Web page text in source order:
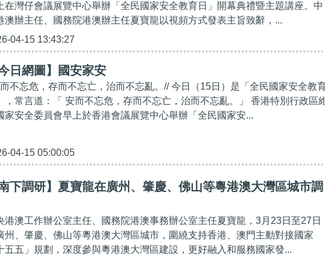
在灣仔會議展覽中心舉辦「全民國家安全教育日」開幕典禮暨主題講座。中
澳辦主任、國務院港澳辦主任夏寶龍以視頻方式發表主旨致辭，...
04-15 13:43:27
今日網圖】國安家安
不忘危，存而不忘亡，治而不忘亂。// 今日（15日）是「全民國家安全教
，常言道：「 安而不忘危，存而不忘亡，治而不忘亂。」 香港特別行政區
家安全委員會早上於香港會議展覽中心舉辦「全民國家安...
04-15 05:00:05
南下調研】夏寶龍在廣州、肇慶、佛山等粵港澳大灣區城市調
港澳工作辦公室主任、國務院港澳事務辦公室主任夏寶龍，3月23日至27日
州、肇慶、佛山等粵港澳大灣區城市，圍繞支持香港、澳門主動對接國家
五五」規劃，深度參與粵港澳大灣區建設，更好融入和服務國家發...